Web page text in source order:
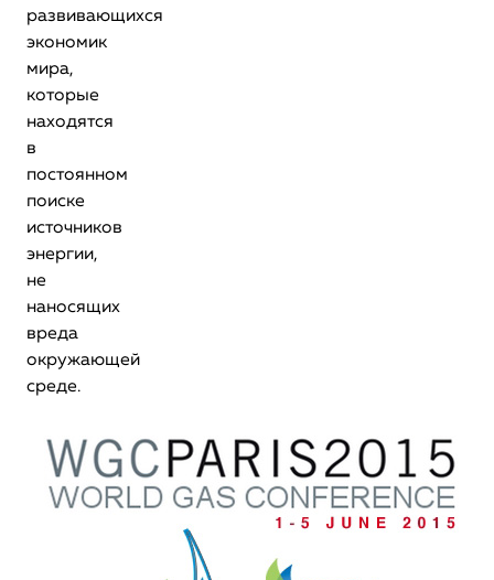
развивающихся
экономик
мира,
которые
находятся
в
постоянном
поиске
источников
энергии,
не
наносящих
вреда
окружающей
среде.